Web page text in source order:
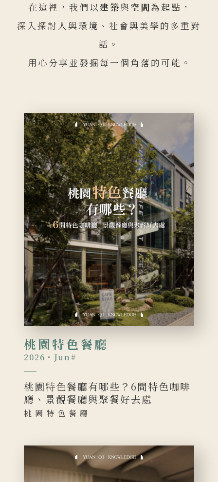
在這裡，我們以建築與空間為起點，
深入探討人與環境、社會與美學的多重對
話。
用心分享並發掘每一個角落的可能。
桃園特色餐廳
2026・Jun #
桃園特色餐廳有哪些？6間特色咖啡
廳、景觀餐廳與聚餐好去處
桃園特色餐廳